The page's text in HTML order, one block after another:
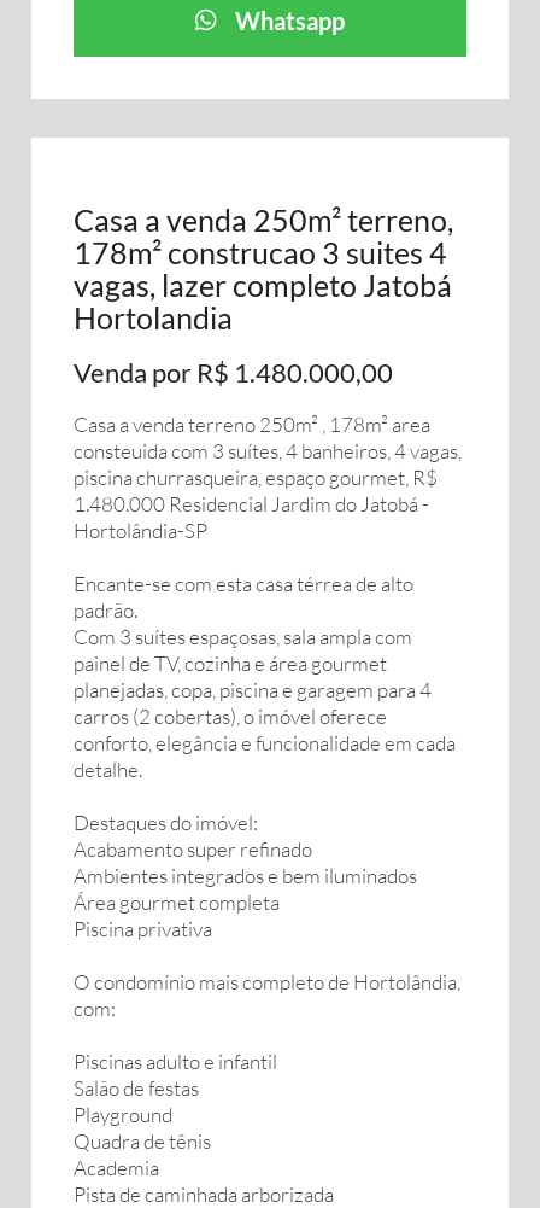
Whatsapp
Casa a venda 250m² terreno,
178m² construcao 3 suites 4
vagas, lazer completo Jatobá
Hortolandia
Venda por R$ 1.480.000,00
Casa a venda terreno 250m² , 178m² area
consteuida com 3 suítes, 4 banheiros, 4 vagas,
piscina churrasqueira, espaço gourmet, R$
1.480.000 Residencial Jardim do Jatobá -
Hortolândia-SP
Encante-se com esta casa térrea de alto
padrão.
Com 3 suítes espaçosas, sala ampla com
painel de TV, cozinha e área gourmet
planejadas, copa, piscina e garagem para 4
carros (2 cobertas), o imóvel oferece
conforto, elegância e funcionalidade em cada
detalhe.
Destaques do imóvel:
Acabamento super refinado
Ambientes integrados e bem iluminados
Área gourmet completa
Piscina privativa
O condomínio mais completo de Hortolândia,
com:
Piscinas adulto e infantil
Salão de festas
Playground
Quadra de tênis
Academia
Pista de caminhada arborizada